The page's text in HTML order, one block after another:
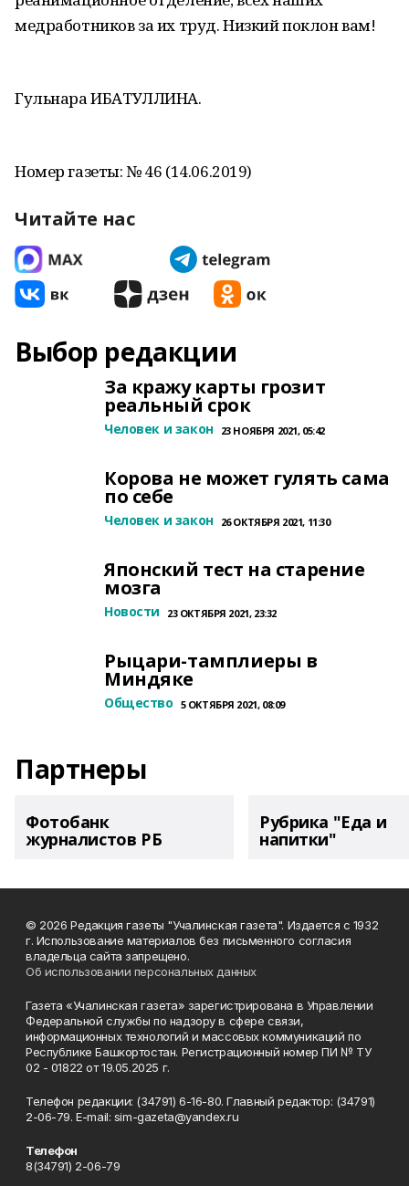
медработников за их труд. Низкий поклон вам!
Гульнара ИБАТУЛЛИНА.
Номер газеты: № 46 (14.06.2019)
Читайте нас
Выбор редакции
За кражу карты грозит
реальный срок
Человек и закон 23 НОЯБРЯ 2021, 05:42
Корова не может гулять сама
по себе
Человек и закон 26 ОКТЯБРЯ 2021, 11:30
Японский тест на старение
мозга
Новости 23 ОКТЯБРЯ 2021, 23:32
Рыцари-тамплиеры в
Миндяке
Общество 5 ОКТЯБРЯ 2021, 08:09
Партнеры
Фотобанк
журналистов РБ
Рубрика "Еда и
напитки"
© 2026 Редакция газеты "Учалинская газета". Издается с 1932
г. Использование материалов без письменного согласия
владельца сайта запрещено.
Об использовании персональных данных
Газета «Учалинская газета» зарегистрирована в Управлении
Федеральной службы по надзору в сфере связи,
информационных технологий и массовых коммуникаций по
Республике Башкортостан. Регистрационный номер ПИ № ТУ
02 - 01822 от 19.05.2025 г.
Телефон редакции: (34791) 6-16-80. Главный редактор: (34791)
2-06-79. Е-mаil: sim-gazeta@yandex.ru
Телефон
8(34791) 2-06-79